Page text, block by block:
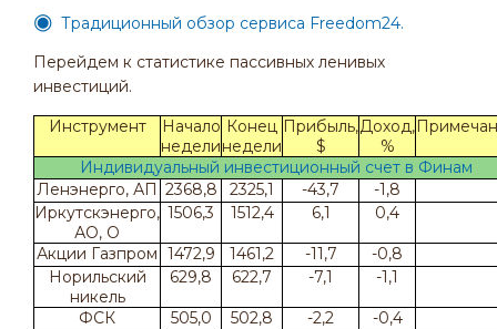
Традиционный обзор сервиса Freedom24.
Перейдем к статистике пассивных ленивых
инвестиций.
Инструмент
Начало
недели
Конец
недели
Прибыль,
$
Доход,
%
Индивидуальный инвестиционный счет в Финам
Ленэнерго, АП 2368,8 2325,1 -43,7
-1,8
Иркутскэнерго,
АО, О
1506,3 1512,4 6,1 0,4
Акции Газпром 1472,9 1461,2 -11,7
-0,8
Норильский
никель
629,8 622,7 -7,1 -1,1
ФСК 505,0 502,8 -2,2
-0,4